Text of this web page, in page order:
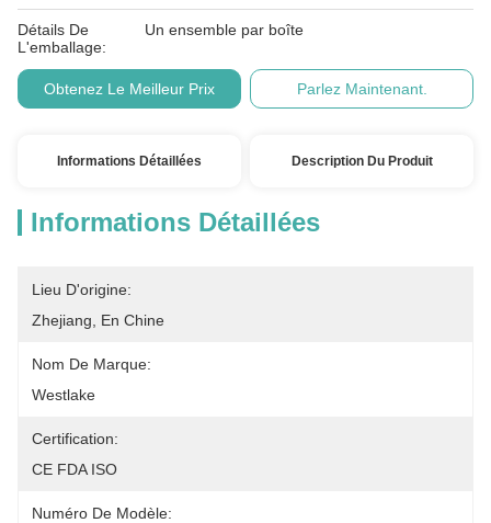
Détails De
L'emballage:
Un ensemble par boîte
Obtenez Le Meilleur Prix Parlez Maintenant.
Informations Détaillées Description Du Produit
Informations Détaillées
Lieu D'origine:
Zhejiang, En Chine
Nom De Marque:
Westlake
Certification:
CE FDA ISO
Numéro De Modèle: